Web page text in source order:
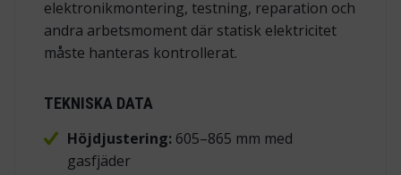
elektronikmontering, testning, reparation och
andra arbetsmoment där statisk elektricitet
måste hanteras kontrollerat.
TEKNISKA DATA
Höjdjustering:605–865 mm med
gasfjäder